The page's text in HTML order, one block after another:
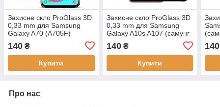
Захисне скло ProGlass 3D
0,33 mm для Samsung
Galaxy A70 (A705F)
140 ₴
Купити
Захисне скло ProGlass 3D
0,33 mm для Samsung
Galaxy A10s A107 (самунг
140₴
Купити
140
Про нас